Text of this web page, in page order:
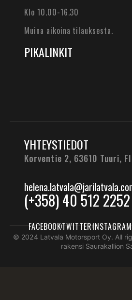
Klo 10.00-16.30
Muina aikoina tilauksesta.
PIKALINKIT
YHTEYSTIEDOT
Korventie 2, 63610 Tuuri,
(+358) 40 512 2252
© 2024 Latvala Motorsport Oy. All
rakensi Saurakallion
FACEBOOKTWITTERINSTAGRAM